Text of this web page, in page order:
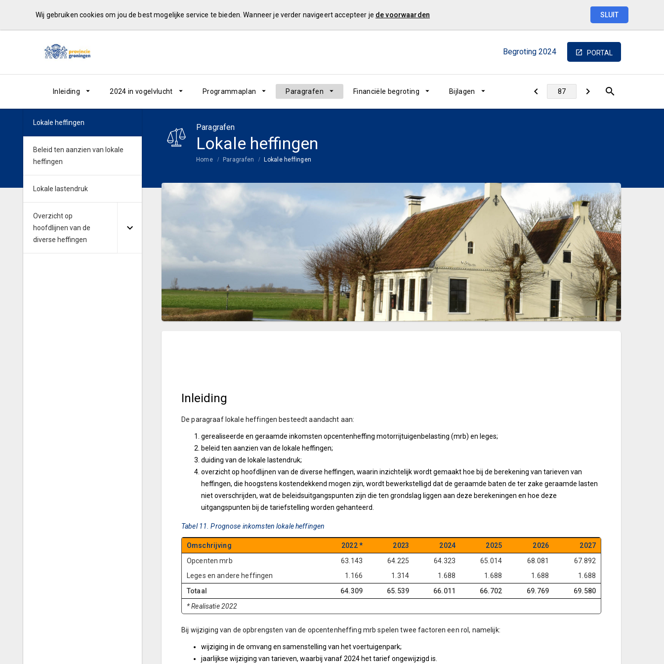
Wij gebruiken cookies om jou de best mogelijke service te bieden. Wanneer je verder navigeert accepteer je de voorwaarden SLUIT
Begroting 2024 PORTAL
Inleiding 2024 in vogelvlucht Programmaplan Paragrafen Financiële begroting Bijlagen
Paragrafen
Lokale heffingen
Home Paragrafen Lokale heffingen
Lokale heffingen
Beleid ten aanzien van lokale
heffingen
Lokale lastendruk
Overzicht op
hoofdlijnen van de
diverse heffingen
Inleiding
De paragraaf lokale heffingen besteedt aandacht aan:
gerealiseerde en geraamde inkomsten opcentenheffing motorrijtuigenbelasting (mrb) en leges;
beleid ten aanzien van de lokale heffingen;
duiding van de lokale lastendruk;
overzicht op hoofdlijnen van de diverse heffingen, waarin inzichtelijk wordt gemaakt hoe bij de berekening van tarieven van
heffingen, die hoogstens kostendekkend mogen zijn, wordt bewerkstelligd dat de geraamde baten de ter zake geraamde lasten
niet overschrijden, wat de beleidsuitgangspunten zijn die ten grondslag liggen aan deze berekeningen en hoe deze
uitgangspunten bij de tariefstelling worden gehanteerd.
Tabel 11. Prognose inkomsten lokale heffingen
Omschrijving 2022 * 2023 2024 2025 2026
2027
Opcenten mrb
63.143 64.225 64.323 65.014 68.081
67.892
Leges en andere heffingen
1.166 1.314 1.688 1.688 1.688
1.688
Totaal
64.309 65.539 66.011 66.702 69.769
69.580
* Realisatie 2022
Bij wijziging van de opbrengsten van de opcentenheffing mrb spelen twee factoren een rol, namelijk:
wijziging in de omvang en samenstelling van het voertuigenpark;
jaarlijkse wijziging van tarieven, waarbij vanaf 2024 het tarief ongewijzigd is.